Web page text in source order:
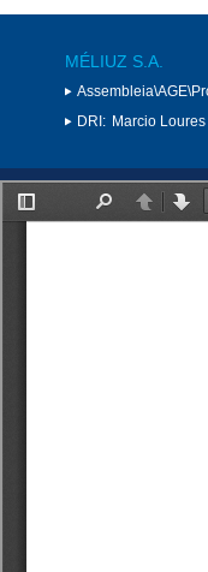
MÉLIUZ S.A.
DRI: Marcio